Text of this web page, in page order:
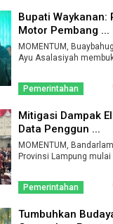
Bupati Waykanan:
Motor Pembang ...
MOMENTUM,
Ayu Asalasiyah
Pemerintahan
Mitigasi Dampak
Data Penggun ...
MOMENTUM,
Provinsi Lampung mulai
Pemerintahan
Tumbuhkan